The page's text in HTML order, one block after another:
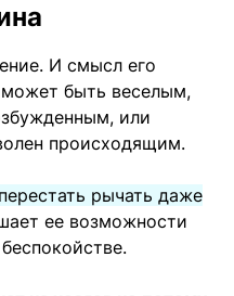
И смысл его
может быть веселым,
или
происходящим.
рычать даже
ее возможности